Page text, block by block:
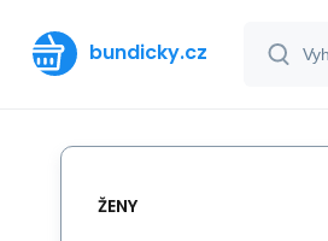
bundicky.cz
ŽENY